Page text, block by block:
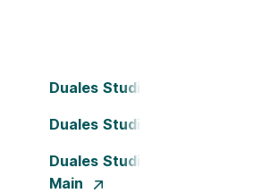
Duales Studium Bielefeld
Duales Studium Darmstadt
Duales Studium Frankfurt am
Main